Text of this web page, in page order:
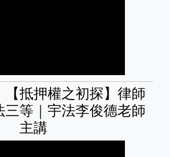
【抵押權之初探】律師
等｜宇法李俊德老師
主講